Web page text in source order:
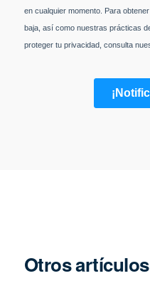
Otros artículos